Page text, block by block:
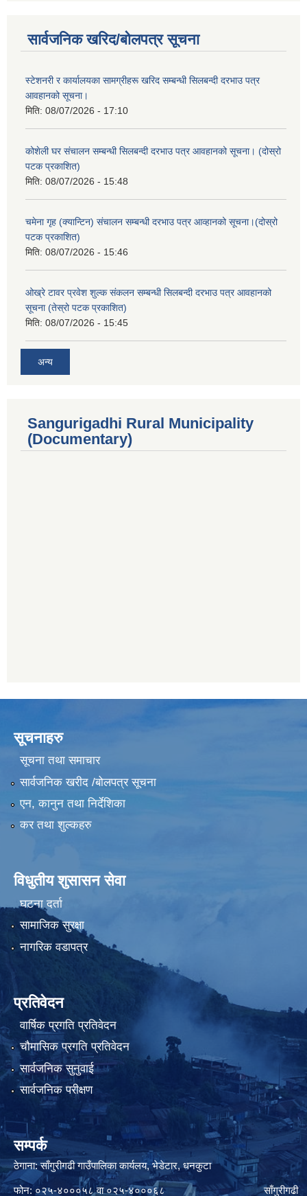
सार्वजनिक खरिद/बोलपत्र सूचना
स्टेशनरी र कार्यालयका सामग्रीहरू खरिद सम्बन्धी सिलबन्दी दरभाउ पत्र
आवहानको सूचना।
मिति: 08/07/2026 - 17:10
कोशेली घर संचालन सम्बन्धी सिलबन्दी दरभाउ पत्र आवहानको सूचना। (दोस्रो
पटक प्रकाशित)
मिति: 08/07/2026 - 15:48
चमेना गृह (क्यान्टिन) संचालन सम्बन्धी दरभाउ पत्र आव्हानको सूचना।(दोस्रो
पटक प्रकाशित)
मिति: 08/07/2026 - 15:46
ओख्रे टावर प्रवेश शुल्क संकलन सम्बन्धी सिलबन्दी दरभाउ पत्र आवहानको
सूचना (तेस्रो पटक प्रकाशित)
मिति: 08/07/2026 - 15:45
अन्य
Sangurigadhi Rural Municipality
(Documentary)
सूचनाहरु
सूचना तथा समाचार
सार्वजनिक खरीद /बोलपत्र सूचना
एन, कानुन तथा निर्देशिका
कर तथा शुल्कहरु
विधुतीय शुसासन सेवा
घटना दर्ता
सामाजिक सुरक्षा
नागरिक वडापत्र
प्रतिवेदन
वार्षिक प्रगति प्रतिवेदन
चौमासिक प्रगति प्रतिवेदन
सार्वजनिक सुनुवाई
सार्वजनिक परीक्षण
सम्पर्क
ठेगाना: साँगुरीगढी गाउँपालिका कार्यलय, भेडेटार, धनकुटा
फोन: ०२५-४०००५८ वा ०२५-४०००६८ साँगुरीगढी